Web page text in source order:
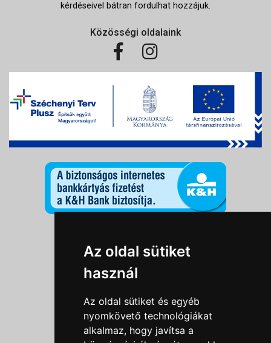
Az oldal sütiket
használ
Az oldal sütiket és egyéb
nyomkövető technológiákat
alkalmaz, hogy javítsa a
kérdéseivel bátran fordulhat hozzájuk.
Közösségi oldalaink
Információk
Általános szerződési feltételek
Impresszum
Nyereményjáték szabály
Outlet nap nyereményjáték szabályzat